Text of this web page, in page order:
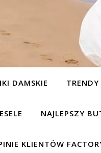
DAMSKIE
NAJLEPSZY
KLIENTÓW